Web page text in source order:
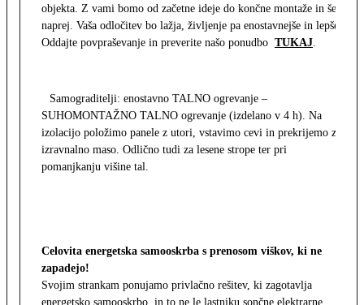
objekta. Z vami bomo od začetne ideje do končne montaže in še
naprej. Vaša odločitev bo lažja, življenje pa enostavnejše in lepše.
Oddajte povpraševanje in preverite našo ponudbo TUKAJ.
Samograditelji: enostavno TALNO ogrevanje –
SUHOMONTAŽNO TALNO ogrevanje (izdelano v 4 h). Na
izolacijo položimo panele z utori, vstavimo cevi in prekrijemo z
izravnalno maso. Odlično tudi za lesene strope ter pri
pomanjkanju višine tal.
Celovita energetska samooskrba s prenosom viškov, ki ne
zapadejo!
Svojim strankam ponujamo privlačno rešitev, ki zagotavlja
energetsko samooskrbo, in to ne le lastniku sončne elektrarne,